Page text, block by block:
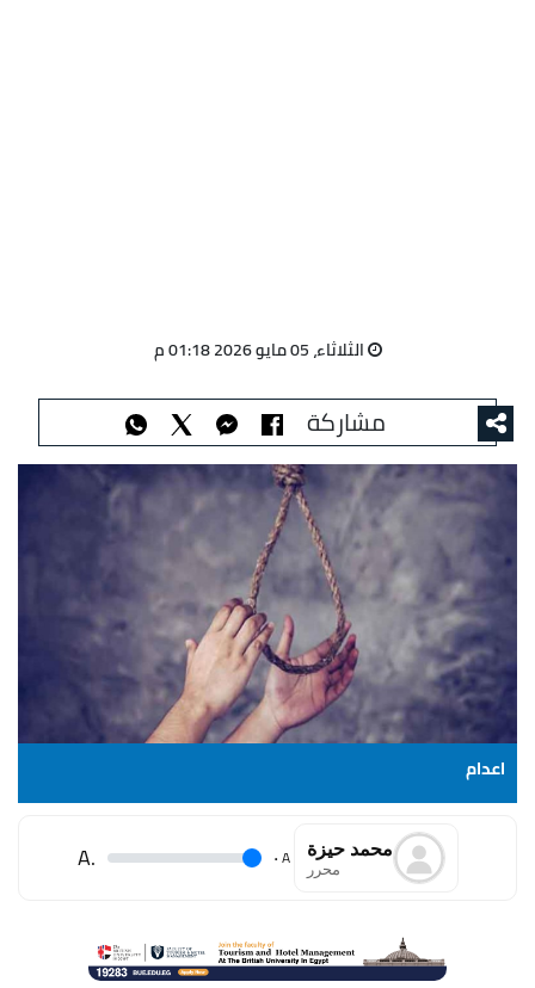
الثلاثاء، 05 مايو 2026 01:18 م
مشاركة
اعدام
محمد حيزة
محرر A
.
.A